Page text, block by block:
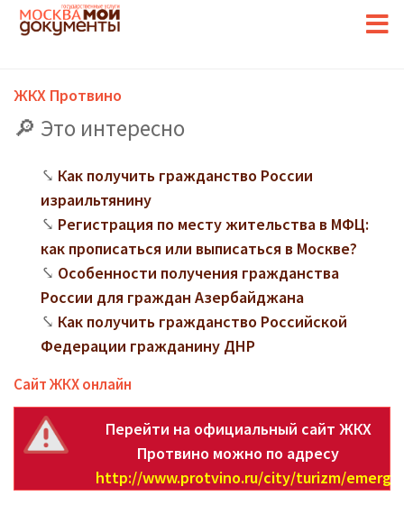
ЖКХ Протвино
Это интересно
Как получить гражданство России
израильтянину
Регистрация по месту жительства в МФЦ:
как прописаться или выписаться в Москве?
Особенности получения гражданства
России для граждан Азербайджана
Как получить гражданство Российской
Федерации гражданину ДНР
Сайт ЖКХ онлайн
Перейти на официальный сайт ЖКХ
Протвино можно по адресу
http://www.protvino.ru/city/turizm/